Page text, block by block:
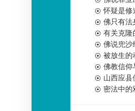
怀疑是修
佛只有法
有关克隆
佛说兜沙
被放生的
佛教信仰
山西应县
密法中的